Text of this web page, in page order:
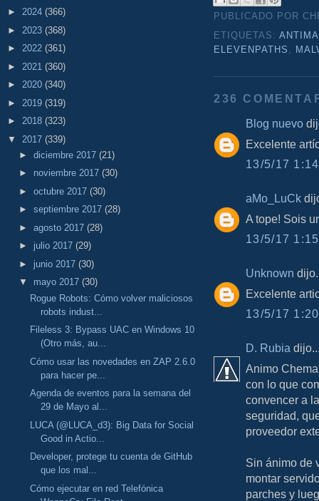
► 2024 (366)
► 2023 (368)
► 2022 (361)
► 2021 (360)
► 2020 (340)
► 2019 (319)
► 2018 (323)
▼ 2017 (339)
► diciembre 2017 (21)
► noviembre 2017 (30)
► octubre 2017 (30)
► septiembre 2017 (28)
► agosto 2017 (28)
► julio 2017 (29)
► junio 2017 (30)
▼ mayo 2017 (30)
Rogue Robots: Cómo volver maliciosos
robots indust...
Fileless 3: Bypass UAC en Windows 10
(Otro más, au...
Cómo usar las novedades en ZAP 2.6.0
para hacer pe...
Agenda de eventos para la semana del
29 de Mayo al...
LUCA (@LUCA_d3): Big Data for Social
Good in Actio...
Developer, protege tu cuenta de GitHub
que los mal...
Cómo ejecutar en red Telefónica
PUBLICADO POR
ETIQUETAS:
ELEVENPATHS ,
236
Blog nuevo
Excelente
13/5/17
aMo_LuCk
A tope! Sois
13/5/17
Unknown
Excelente
13/5/17
D. Rubia
Animo
con lo que
convencer a
seguridad,
proveedor
Sin ánimo de
montar
parches y